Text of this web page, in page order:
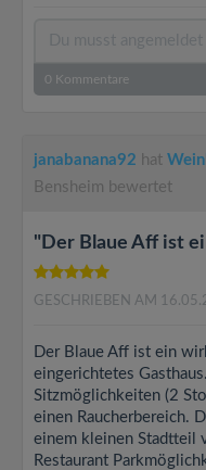
0 Kommentare
janabanana92 hat
Bensheim bewertet
"Der Blaue Aff ist
GESCHRIEBEN AM
Der Blaue Aff ist ein
eingerichtetes
Sitzmöglichkeiten (2
einen Raucherbereich.
einem kleinen Stadtteil
Restaurant